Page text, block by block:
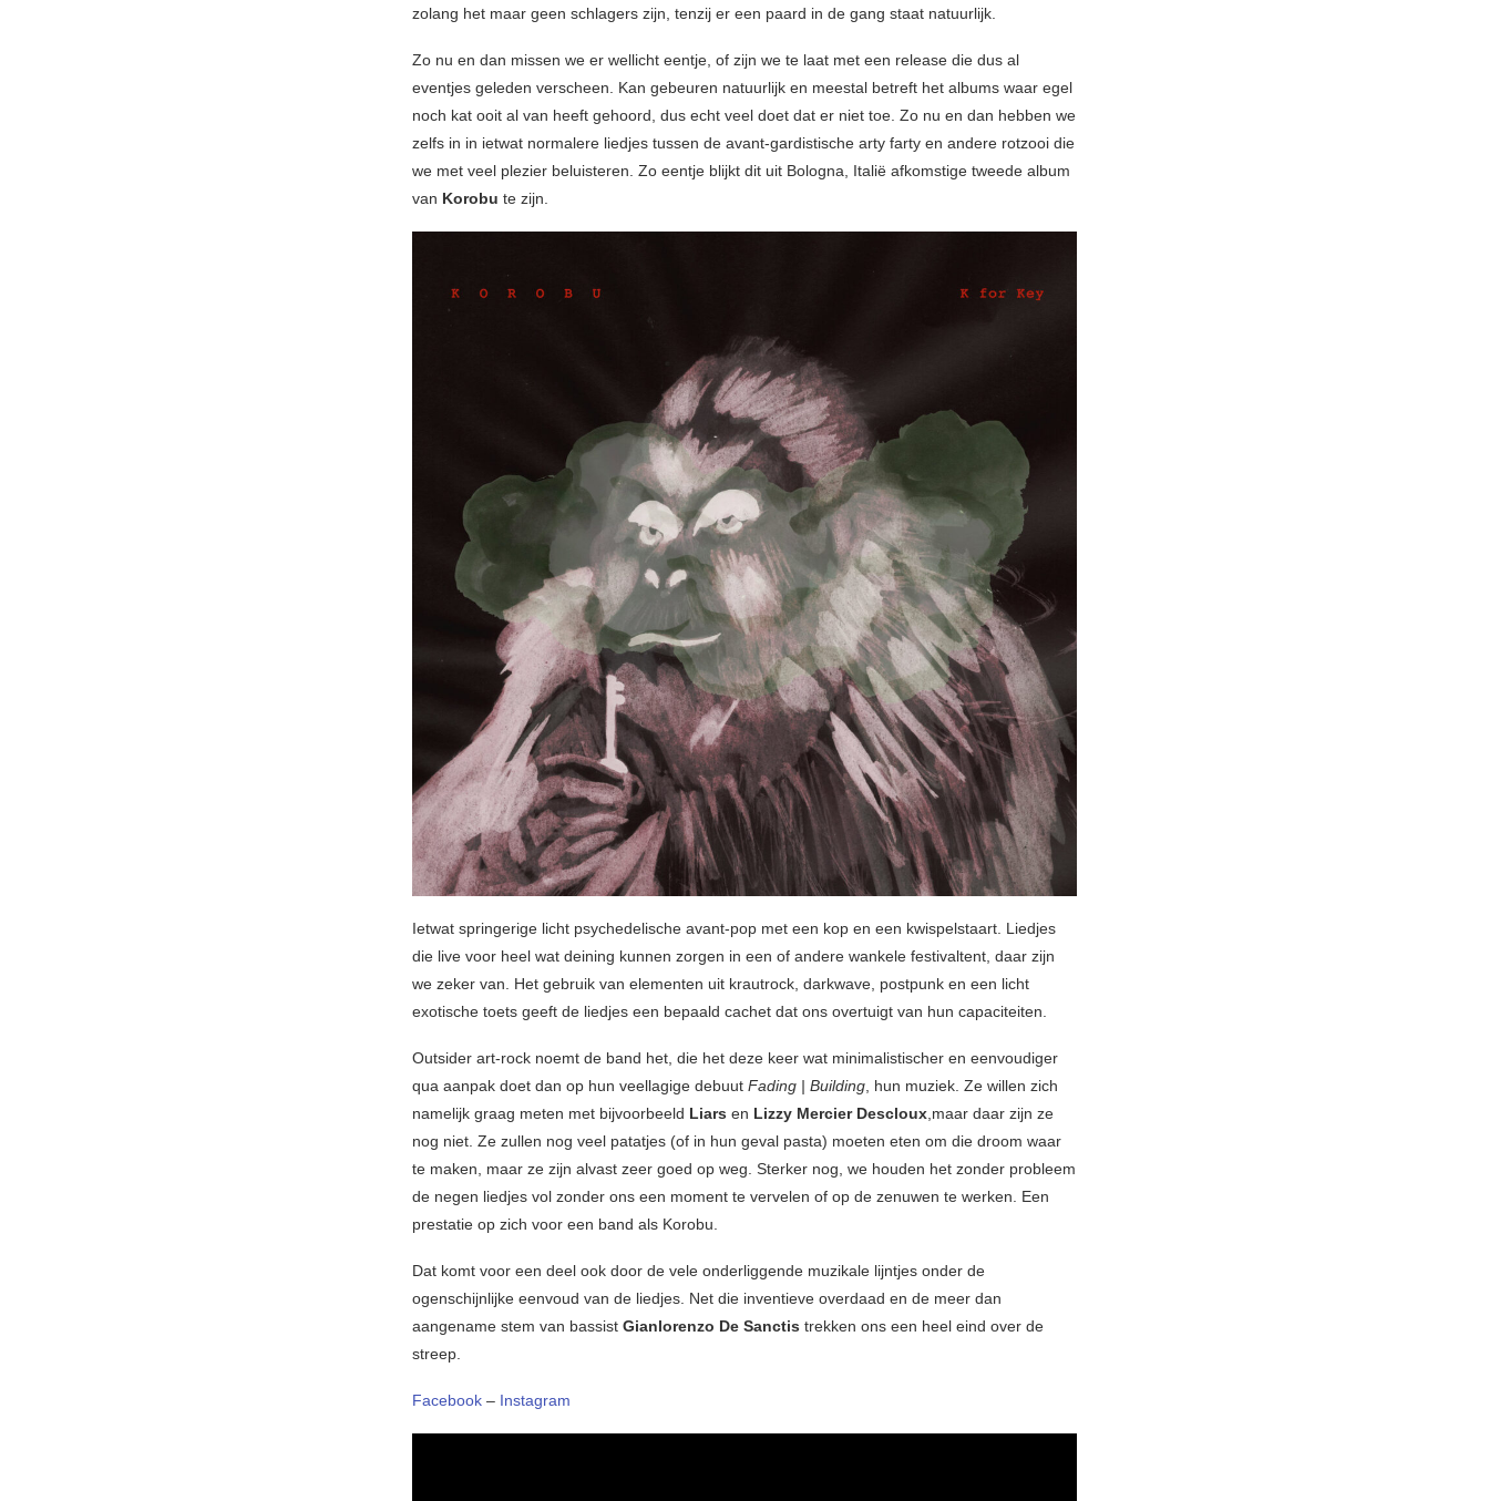
zolang het maar geen schlagers zijn, tenzij er een paard in de gang staat natuurlijk.
Zo nu en dan missen we er wellicht eentje, of zijn we te laat met een release die dus al
eventjes geleden verscheen. Kan gebeuren natuurlijk en meestal betreft het albums waar egel
noch kat ooit al van heeft gehoord, dus echt veel doet dat er niet toe. Zo nu en dan hebben we
zelfs in in ietwat normalere liedjes tussen de avant-gardistische arty farty en andere rotzooi die
we met veel plezier beluisteren. Zo eentje blijkt dit uit Bologna, Italië afkomstige tweede album
van Korobu te zijn.
Ietwat springerige licht psychedelische avant-pop met een kop en een kwispelstaart. Liedjes
die live voor heel wat deining kunnen zorgen in een of andere wankele festivaltent, daar zijn
we zeker van. Het gebruik van elementen uit krautrock, darkwave, postpunk en een licht
exotische toets geeft de liedjes een bepaald cachet dat ons overtuigt van hun capaciteiten.
Outsider art-rock noemt de band het, die het deze keer wat minimalistischer en eenvoudiger
qua aanpak doet dan op hun veellagige debuut Fading | Building, hun muziek. Ze willen zich
namelijk graag meten met bijvoorbeeld Liars en Lizzy Mercier Descloux,maar daar zijn ze
nog niet. Ze zullen nog veel patatjes (of in hun geval pasta) moeten eten om die droom waar
te maken, maar ze zijn alvast zeer goed op weg. Sterker nog, we houden het zonder probleem
de negen liedjes vol zonder ons een moment te vervelen of op de zenuwen te werken. Een
prestatie op zich voor een band als Korobu.
Dat komt voor een deel ook door de vele onderliggende muzikale lijntjes onder de
ogenschijnlijke eenvoud van de liedjes. Net die inventieve overdaad en de meer dan
aangename stem van bassist Gianlorenzo De Sanctis trekken ons een heel eind over de
streep.
Facebook – Instagram